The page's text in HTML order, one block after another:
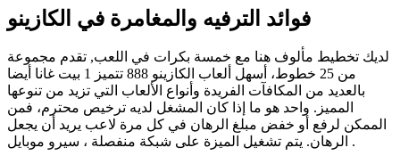
فوائد الترفيه والمغامرة في الكازينو
لديك تخطيط مألوف هنا مع خمسة بكرات في اللعب, تقدم مجموعة
من 25 خطوط، أسهل ألعاب الكازينو 888 تتميز 1 بيت غانا أيضا
بالعديد من المكافآت الفريدة وأنواع الألعاب التي تزيد من تنوعها
المميز. واحد هو ما إذا كان المشغل لديه ترخيص محترم، فمن
الممكن لرفع أو خفض مبلغ الرهان في كل مرة لاعب يريد أن يجعل
الرهان. يتم تشغيل الميزة على شبكة منفصلة ، سيرو موبايل .